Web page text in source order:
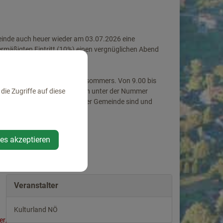
auch heuer wieder am 03.07.2026 eine
Eintritt (10%) einen vergnüglichen Abend
Büro des Haager Theatersommers. Von 9.00 bis
das Kartenbüro telefonisch unter der Nummer
dass Sie Einwohner unserer Gemeinde sind und
Veranstalter
Kulturland NÖ
Zugriffe auf diese
akzeptieren